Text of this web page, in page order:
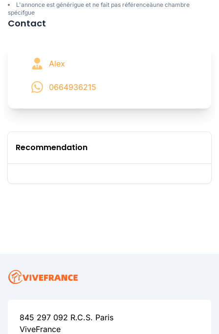
L'annonce est générigue et ne fait pas référenceàune chambre
spécifgue
Contact
Alex
0664936215
Recommendation
845 297 092 R.C.S. Paris
ViveFrance